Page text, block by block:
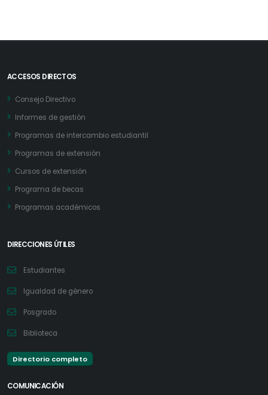
ACCESOS DIRECTOS
Consejo Directivo
Informes de gestión
Programas de intercambio estudiantil
Programas de extensión
Cursos de extensión
Programa de becas
Programas académicos
DIRECCIONES ÚTILES
Estudiantes
Igualdad de género
Posgrado
Biblioteca
Directorio completo
COMUNICACIÓN